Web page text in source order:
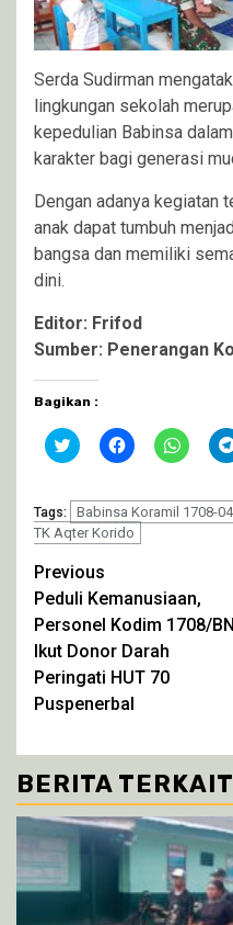
Serda Sudirman
lingkungan sekolah
kepedulian Babinsa
karakter bagi generasi
Dengan adanya kegiatan
anak dapat tumbuh
bangsa dan memiliki
dini.
Editor: Frifod
Sumber: Penerangan
Bagikan :
Klik
untuk
Twitter(Membuka
di
jendela
yang
Klik
untuk
di
jendela
yang
Klik
untuk
di
jendela
Tags: Babinsa Koramil 1708-
TK Aqter Korido
Continue
Reading
Previous
Peduli Kemanusiaan,
Personel Kodim 1708/BN
Ikut Donor Darah
Peringati HUT 70
Puspenerbal
BERITA TERKAIT